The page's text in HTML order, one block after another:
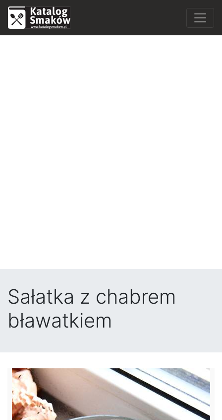
Sałatka z chabrem
bławatkiem